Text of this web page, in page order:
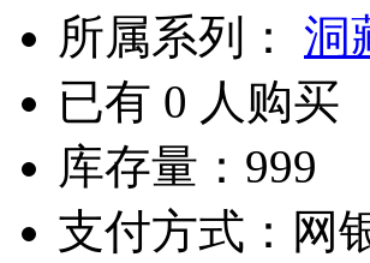
所属系列： 洞
已有 0 人购买
库存量： 999
支付方式：网